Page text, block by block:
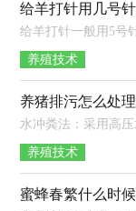
养殖技术
养猪排污怎么处理
养殖技术